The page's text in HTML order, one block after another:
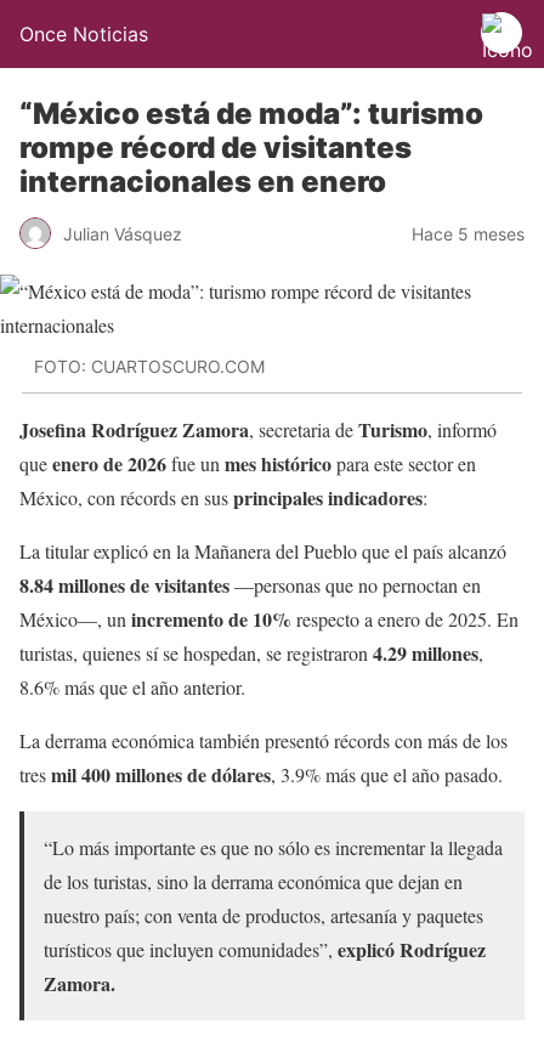
Once Noticias
“México está de moda”: turismo
rompe récord de visitantes
internacionales en enero
Julian Vásquez Hace 5 meses
FOTO: CUARTOSCURO.COM
Josefina Rodríguez Zamora, secretaria deTurismo, informó
queenero de 2026fue un mes históricopara este sector en
México, con récords en susprincipales indicadores:
La titular explicó en la Mañanera del Pueblo que el país alcanzó
8.84 millones de visitantes—personas que no pernoctan en
México—, un incremento de 10% respecto a enero de 2025. En
turistas, quienes sí se hospedan, se registraron 4.29 millones,
8.6% más que el año anterior.
La derrama económica también presentó récords con más de los
tresmil 400 millones de dólares, 3.9% más que el año pasado.
“Lo más importante es que no sólo es incrementar la llegada
de los turistas, sino la derrama económica que dejan en
nuestro país; con venta de productos, artesanía y paquetes
turísticos que incluyen comunidades”, explicó Rodríguez
Zamora.